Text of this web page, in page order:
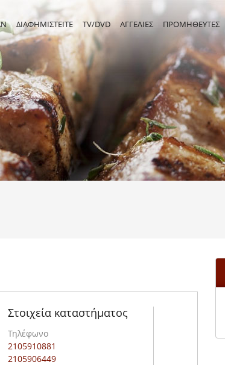
ΔΙΑΦΗΜΙΣΤΕΙΤΕ TV/DVD ΑΓΓΕΛΙΕΣ ΠΡΟΜΗΘΕΥΤΕΣ
Στοιχεία καταστήματος
Τηλέφωνο
2105910881
2105906449